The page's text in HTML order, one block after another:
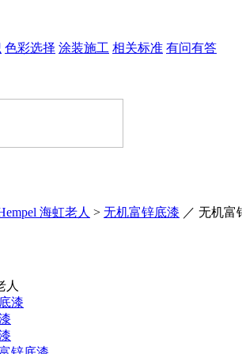
色彩选择 涂装施工 相关标准 有问有答
海虹老人 > 无机富锌底漆 ／ 无机富
人
漆